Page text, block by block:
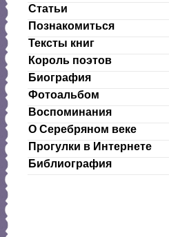
Статьи
Познакомиться
Тексты книг
Король поэтов
Биография
Фотоальбом
Воспоминания
О Серебряном веке
Прогулки в Интернете
Библиография